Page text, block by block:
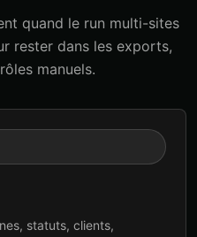
quand le run multi-sites
rester dans les exports,
manuels.
statuts, clients,